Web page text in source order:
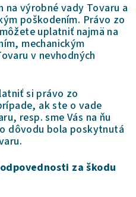
na výrobné vady Tovaru a
poškodením. Právo zo
uplatniť najmä na
mechanickým
v nevhodných
si právo zo
ak ste o vade
resp. sme Vás na ňu
dôvodu bola poskytnutá
za škodu